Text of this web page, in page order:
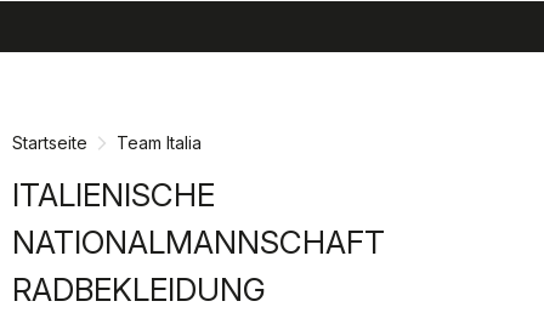
Startseite Team Italia
ITALIENISCHE
NATIONALMANNSCHAFT
RADBEKLEIDUNG